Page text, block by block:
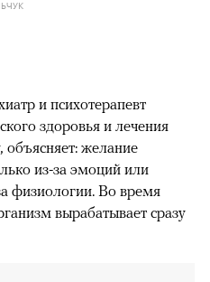
и психотерапевт
здоровья и лечения
объясняет: желание
из-за эмоций или
физиологии. Во время
вырабатывает сразу